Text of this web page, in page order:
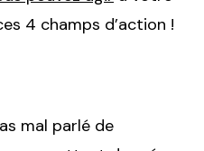
4 champs d’action !
mal parlé de